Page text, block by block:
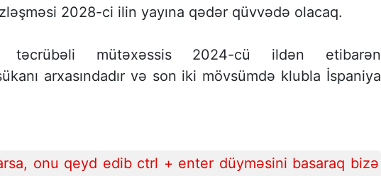
2028-ci ilin yayına qədər qüvvədə olacaq.
təcrübəli mütəxəssis 2024-cü ildən etibarən
arxasındadır və son iki mövsümdə klubla İspaniya
onu qeyd edib ctrl + enter düyməsini basaraq bizə